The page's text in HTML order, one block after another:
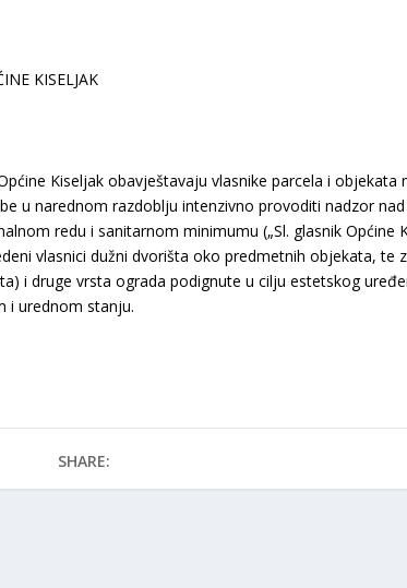
Kiseljak obavještavaju vlasnike parcela i objekata
u narednom razdoblju intenzivno provoditi nadzor
redu i sanitarnom minimumu („Sl. glasnik Općine
vlasnici dužni dvorišta oko predmetnih objekata, te
i druge vrsta ograda podignute u cilju estetskog
i urednom stanju.
SHARE: